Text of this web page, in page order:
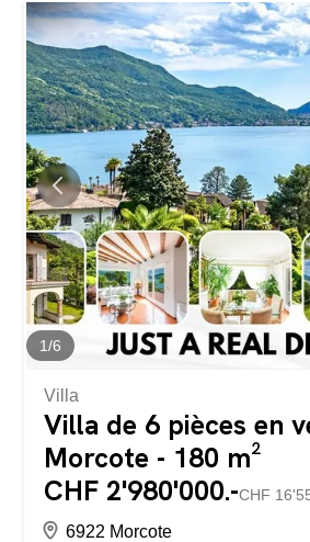
atmosphère vraiment spéciale.
panoramique sur le lac à 180° –
jardin méditerranéen – Grottino avec
et jacuzzi – Possibilité de créer un
indépendant – Grand terrain de plus
une intimité maximale – Environ 654
zone constructible VILLA Surface
m2 sur deux niveaux. Salon lumineux
coin repas, cuisine ouverte, 2
de bains avec baignoire, salle de
séparés, deuxième salon avec coin...
1/6
Villa
Villa de 6 pièces en
Morcote - 180 m²
CHF 2'980'000.-CHF
6922 Morcote